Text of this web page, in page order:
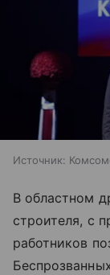
Источник:
В областном
строителя, с
работников